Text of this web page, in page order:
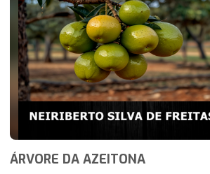
ÁRVORE DA AZEITONA